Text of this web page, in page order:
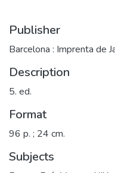
Publisher
Barcelona : Imprenta de
Description
5. ed.
Format
96 p. ; 24 cm.
Subjects